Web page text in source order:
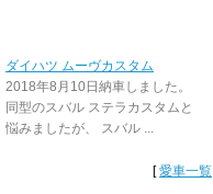
ダイハツ ムーヴカスタム
2018年8月10日納車しました。
同型のスバル ステラカスタムと
悩みましたが、 スバル ...
[愛車一覧